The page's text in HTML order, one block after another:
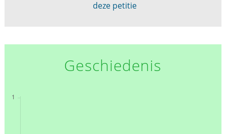
deze petitie
Geschiedenis